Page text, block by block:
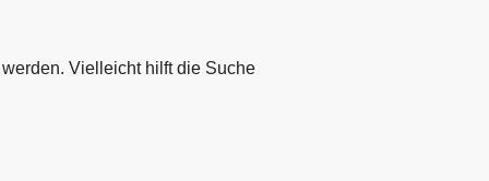
Vielleicht hilft die Suche